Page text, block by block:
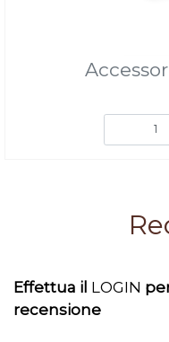
Effettua il LOGIN
recensione